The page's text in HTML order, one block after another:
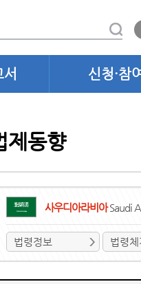
신청·참여
제동향
사우디아라비아Saudi
법령정보 법령체